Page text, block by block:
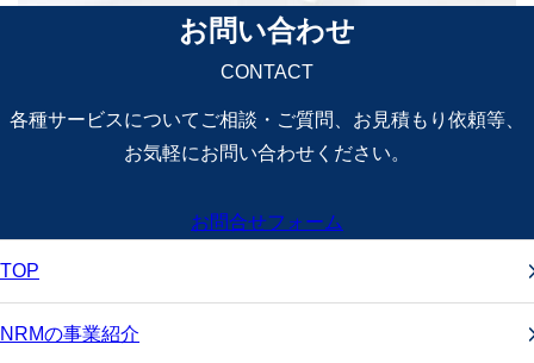
お問い合わせ
CONTACT
各種サービスについてご相談・ご質問、 お見積もり依頼等、
お気軽にお問い合わせください。
お問合せフォーム
TOP
NRMの事業紹介